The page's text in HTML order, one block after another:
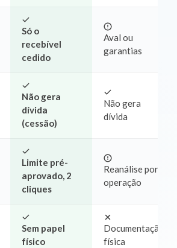
Só o
recebível
cedido
Aval ou
garantias
Não gera
dívida
(cessão)
Não gera
dívida
Limite pré-
aprovado, 2
cliques
Reanálise por
operação
Sem papel
físico
Documentação
física